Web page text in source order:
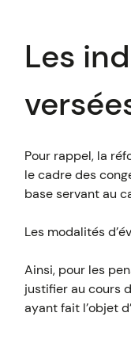
Les
Pour rappel, la
le cadre des
base servant au
Les modalités
Ainsi, pour les
justifier au cours
ayant fait l’objet